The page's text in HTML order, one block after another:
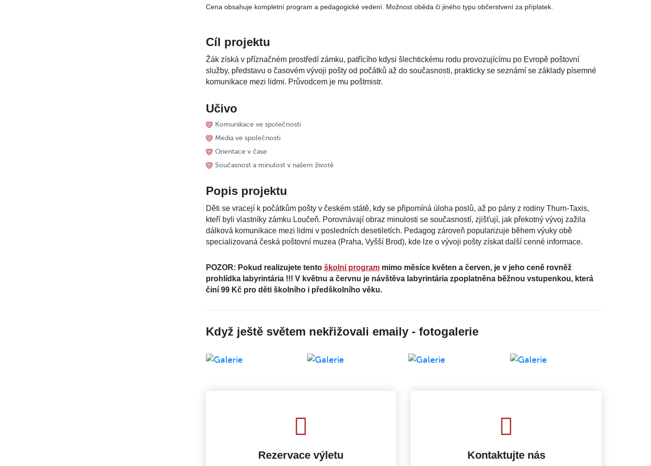
Cena obsahuje kompletní program a pedagogické vedení. Možnost oběda či jiného typu občerstvení za příplatek.
Cíl projektu
Žák získá v příznačném prostředí zámku, patřícího kdysi šlechtickému rodu provozujícímu po Evropě poštovní
služby, představu o časovém vývoji pošty od počátků až do současnosti, prakticky se seznámí se základy písemné
komunikace mezi lidmi. Průvodcem je mu poštmistr.
Učivo
Komunikace ve společnosti
Media ve společnosti
Orientace v čase
Současnost a minulost v našem životě
Popis projektu
Děti se vracejí k počátkům pošty v českém státě, kdy se připomíná úloha poslů, až po pány z rodiny Thurn-Taxis,
kteří byli vlastníky zámku Loučeň. Porovnávají obraz minulosti se současností, zjišťují, jak překotný vývoj zažila
dálková komunikace mezi lidmi v posledních desetiletích. Pedagog zároveň popularizuje během výuky obě
specializovaná česká poštovní muzea (Praha, Vyšší Brod), kde lze o vývoji pošty získat další cenné informace.
POZOR: Pokud realizujete tento školní programmimo měsíce květen a červen, je v jeho ceně rovněž
prohlídka labyrintária !!! V květnu a červnu je návštěva labyrintária zpoplatněna běžnou vstupenkou, která
činí 99 Kč pro děti školního i předškolního věku.
Když ještě světem nekřižovali emaily - fotogalerie
Rezervace výletu Kontaktujte nás